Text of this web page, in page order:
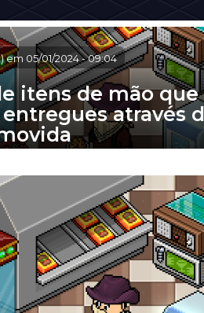
em 05/01/2024-09:04
itens de mão que
através
ser dados com o
de Mão" foi r...